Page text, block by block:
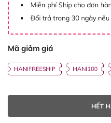
Miễn phí Ship cho đơn
Đổi trả trong 30 ngày
Mã giảm giá
HANIFREESHIP HANI100
HẾT